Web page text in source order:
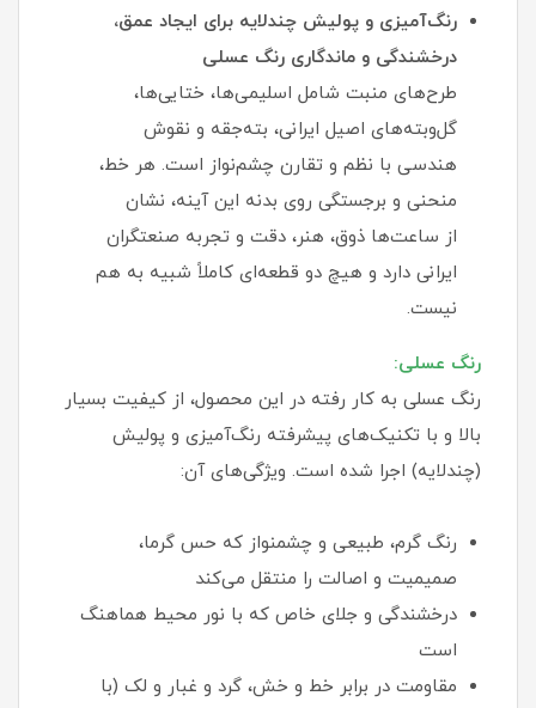
رنگ‌آمیزی و پولیش چندلایه برای ایجاد عمق،
درخشندگی و ماندگاری رنگ عسلی
طرح‌های منبت شامل اسلیمی‌ها، ختایی‌ها،
گل‌و‌بته‌های اصیل ایرانی، بته‌جقه و نقوش
هندسی با نظم و تقارن چشم‌نواز است. هر خط،
منحنی و برجستگی روی بدنه این آینه، نشان
از ساعت‌ها ذوق، هنر، دقت و تجربه صنعتگران
ایرانی دارد و هیچ دو قطعه‌ای کاملاً شبیه به هم
نیست.
رنگ عسلی:
رنگ عسلی به کار رفته در این محصول، از کیفیت بسیار
بالا و با تکنیک‌های پیشرفته رنگ‌آمیزی و پولیش
(چندلایه) اجرا شده است. ویژگی‌های آن:
رنگ گرم، طبیعی و چشمنواز که حس گرما،
صمیمیت و اصالت را منتقل می‌کند
درخشندگی و جلای خاص که با نور محیط هماهنگ
است
مقاومت در برابر خط و خش، گرد و غبار و لک (با